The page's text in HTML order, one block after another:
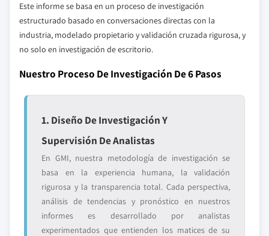
Este informe se basa en un proceso de investigación
estructurado basado en conversaciones directas con la
industria, modelado propietario y validación cruzada rigurosa, y
no solo en investigación de escritorio.
Nuestro Proceso De Investigación De 6 Pasos
1. Diseño De Investigación Y
Supervisión De Analistas
En GMI, nuestra metodología de investigación se
basa en la experiencia humana, la validación
rigurosa y la transparencia total. Cada perspectiva,
análisis de tendencias y pronóstico en nuestros
informes es desarrollado por analistas
experimentados que entienden los matices de su